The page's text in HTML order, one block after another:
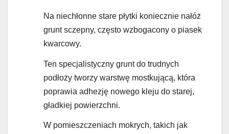
Na niechłonne stare płytki koniecznie nałóż
grunt sczepny, często wzbogacony o piasek
kwarcowy.
Ten specjalistyczny grunt do trudnych
podłoży tworzy warstwę mostkującą, która
poprawia adhezję nowego kleju do starej,
gładkiej powierzchni.
W pomieszczeniach mokrych, takich jak